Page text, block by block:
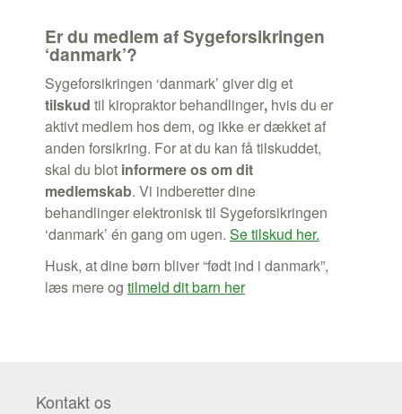
Er du medlem af Sygeforsikringen
‘danmark’?
Sygeforsikringen ‘danmark’ giver dig et
tilskud til kiropraktor behandlinger, hvis du er
aktivt medlem hos dem, og ikke er dækket af
anden forsikring. For at du kan få tilskuddet,
skal du blot informere os om dit
medlemskab. Vi indberetter dine
behandlinger elektronisk til Sygeforsikringen
‘danmark’ én gang om ugen. Se tilskud her.
Husk, at dine børn bliver “født ind i danmark”,
læs mere og tilmeld dit barn her
Kontakt os